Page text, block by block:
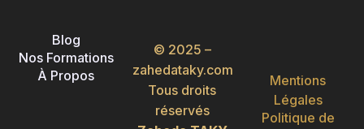
Blog
Nos Formations
À Propos
© 2025 –
zahedataky.com
Tous droits
réservés
Mentions
Légales
Politique de